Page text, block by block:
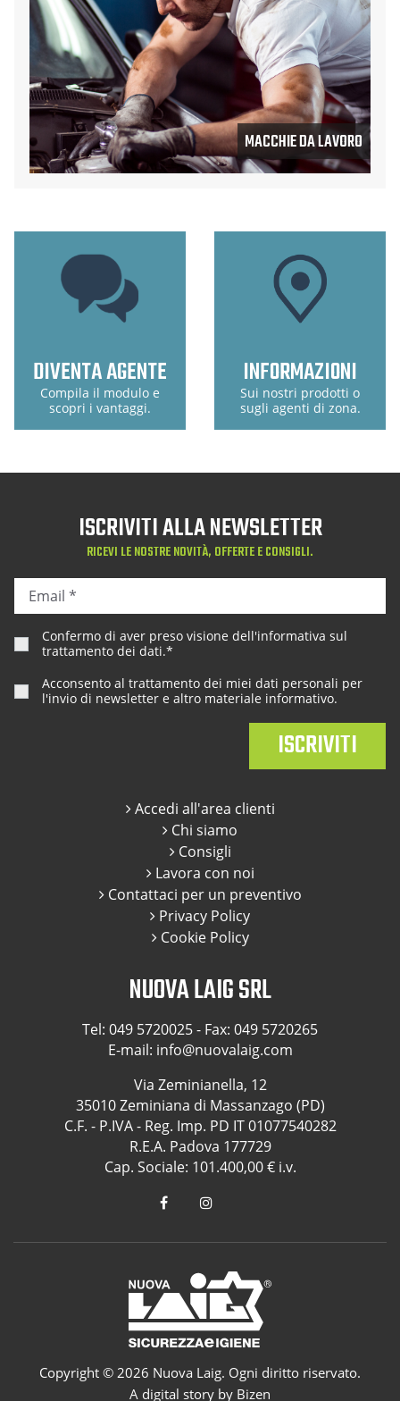
MACCHIE DA LAVORO
DIVENTA AGENTE
Compila il modulo e
scopri i vantaggi.
INFORMAZIONI
Sui nostri prodotti o
sugli agenti di zona.
NUOVA LAIG SRL
Tel: 049 5720025- Fax: 049 5720265
E-mail: info@nuovalaig.com
Via Zeminianella, 12
35010 Zeminiana di Massanzago (PD)
C.F. - P.IVA - Reg. Imp. PD IT 01077540282
R.E.A. Padova 177729
Cap. Sociale: 101.400,00 € i.v.
Accedi all'area clienti
Chi siamo
Consigli
Lavora con noi
Contattaci per un preventivo
Privacy Policy
Cookie Policy
ISCRIVITI ALLA NEWSLETTER
RICEVI LE NOSTRE NOVITÀ, OFFERTE E CONSIGLI.
Confermo di aver preso visione dell'informativa sul
trattamento dei dati.*
Acconsento al trattamento dei miei dati personali per
l'invio di newsletter e altro materiale informativo.
Copyright © 2026 Nuova Laig. Ogni diritto riservato.
A digital story by Bizen